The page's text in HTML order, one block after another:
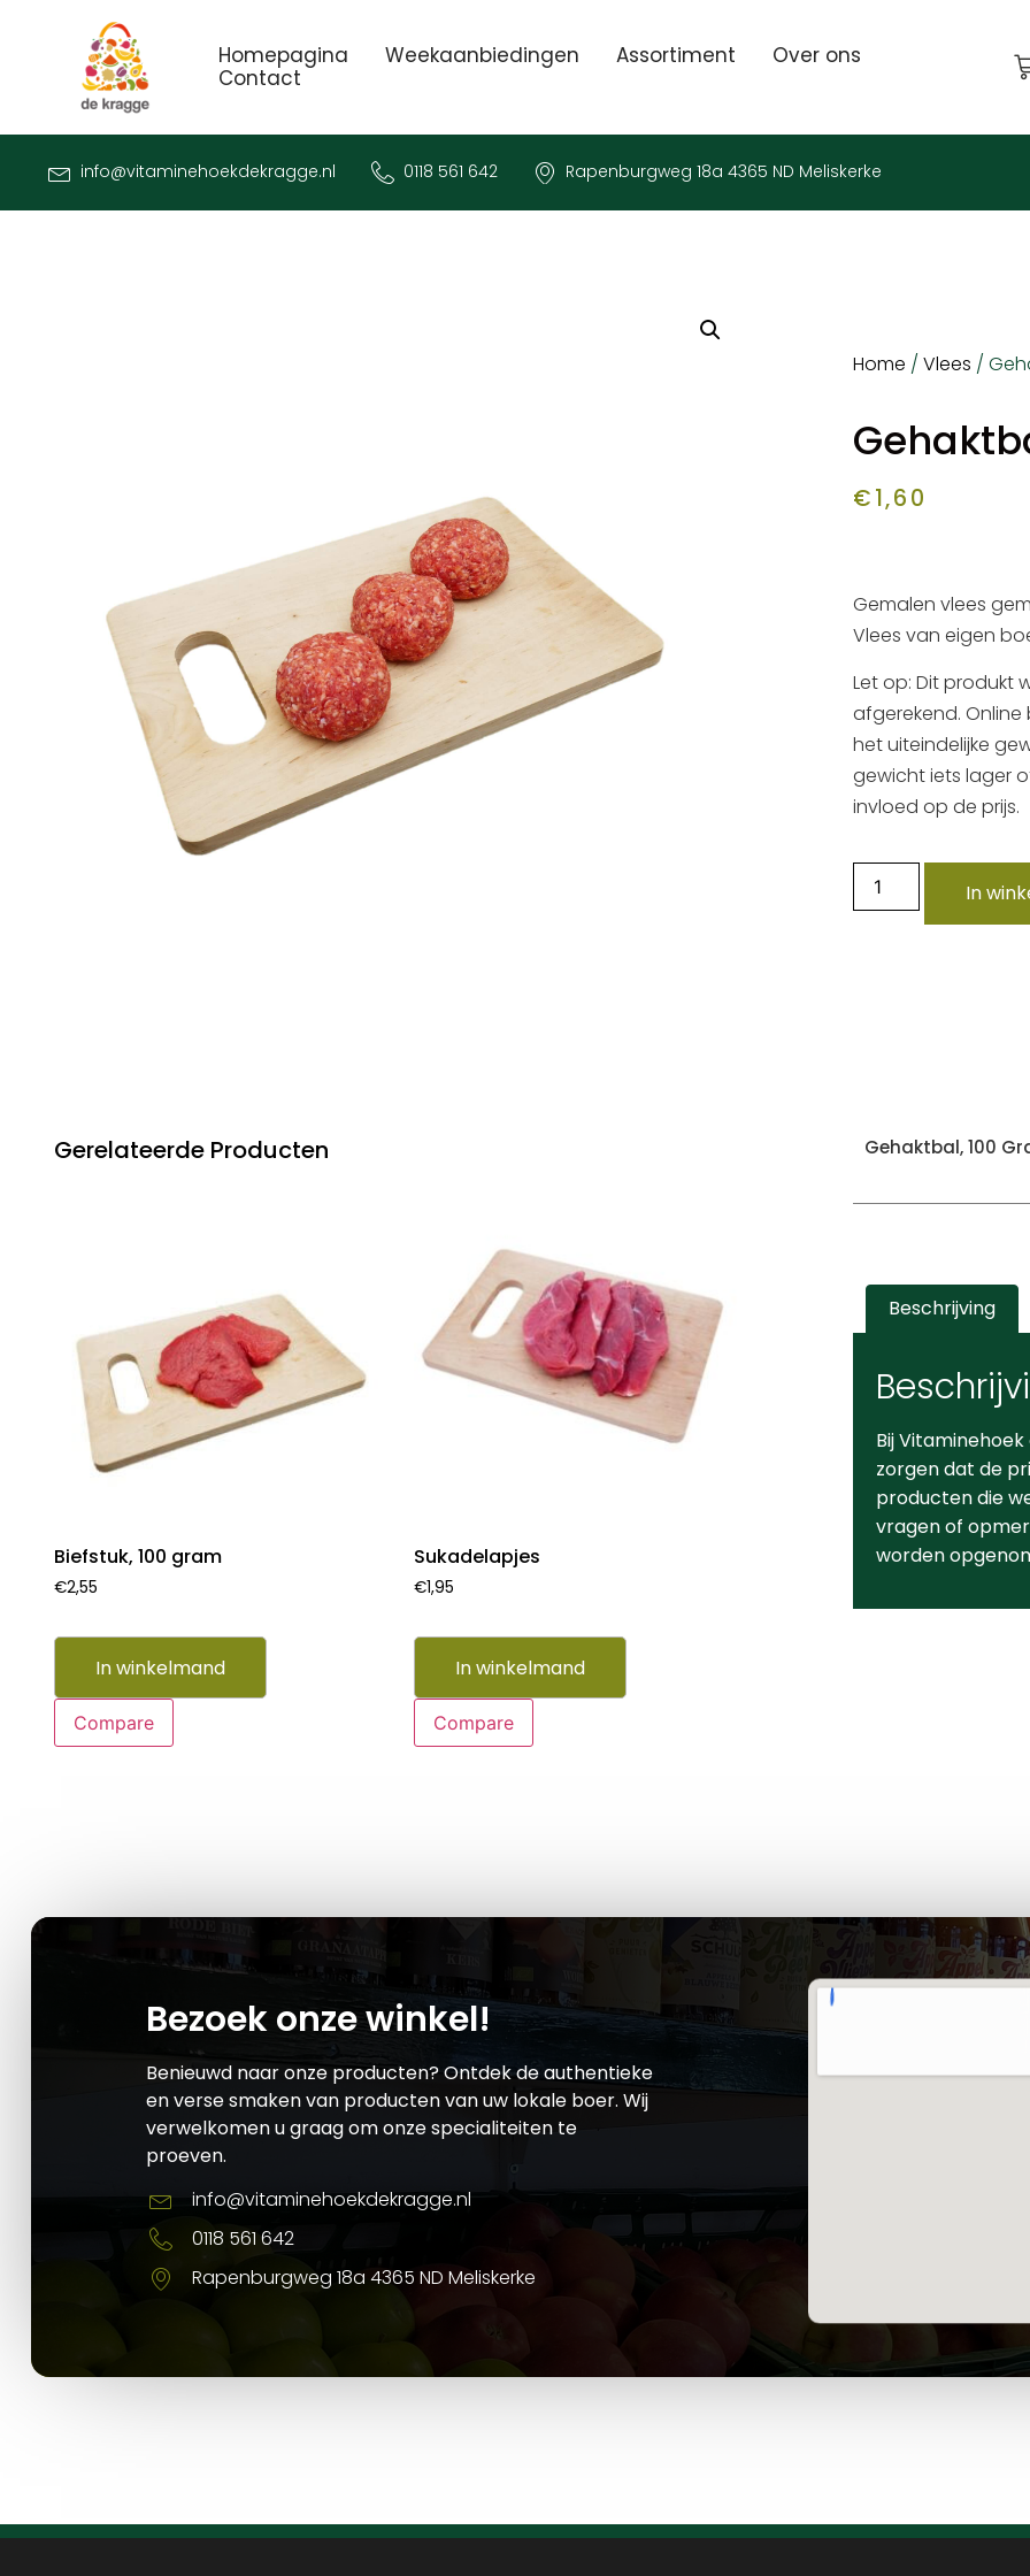
Homepagina Weekaanbiedingen Assortiment
Over ons
Contact
info@vitaminehoekdekragge.nl 0118 561 642 Rapenburgweg 18a 4365 ND Meliskerke
Home /Vlees /
€1,60
Gemalen vlees
Vlees van eigen
Let op: Dit produkt
afgerekend.
het uiteindelijke
gewicht iets lager
invloed op de prijs.
In
Gerelateerde Producten
Biefstuk, 100 gram
€2,55
In winkelmand
Compare
Sukadelapjes
€1,95
In winkelmand
Compare
Gehaktbal, 100
Beschrijving
Bij
zorgen dat de
producten die
vragen of
worden
Bezoek onze winkel!
Benieuwd naar onze producten? Ontdek de authentieke
en verse smaken van producten van uw lokale boer. Wij
verwelkomen u graag om onze specialiteiten te
proeven.
info@vitaminehoekdekragge.nl
0118 561 642
Rapenburgweg 18a 4365 ND Meliskerke